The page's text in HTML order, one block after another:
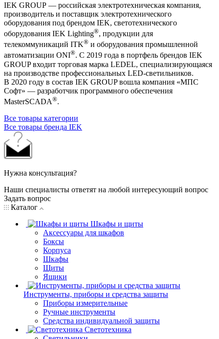
IEK GROUP — российская электротехническая компания,
производитель и поставщик электротехнического
оборудования под брендом IEK, светотехнического
оборудования IEK Lighting®, продукции для
телекоммуникаций ITK® и оборудования промышленной
автоматизации ONI®. С 2019 года в портфель брендов IEK
GROUP входит торговая марка LEDEL, специализирующаяся
на производстве профессиональных LED-светильников.
В 2020 году в состав IEK GROUP вошла компания «МПС
Софт» — разработчик программного обеспечения
MasterSCADA®.
Все товары категории
Все товары бренда IEK
Нужна консультация?
Наши специалисты ответят на любой интересующий вопрос
Задать вопрос
Каталог
Шкафы и щиты
Аксессуары для шкафов
Боксы
Корпуса
Шкафы
Щиты
Ящики
Инструменты, приборы и средства защиты
Приборы измерительные
Ручные инструменты
Средства индивидуальной защиты
Светотехника